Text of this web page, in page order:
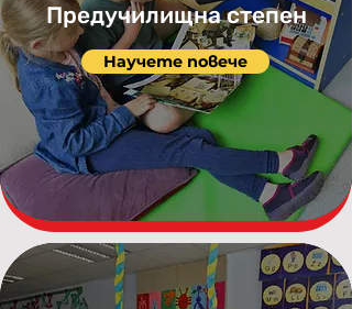
Предучилищна степен
Научете повече